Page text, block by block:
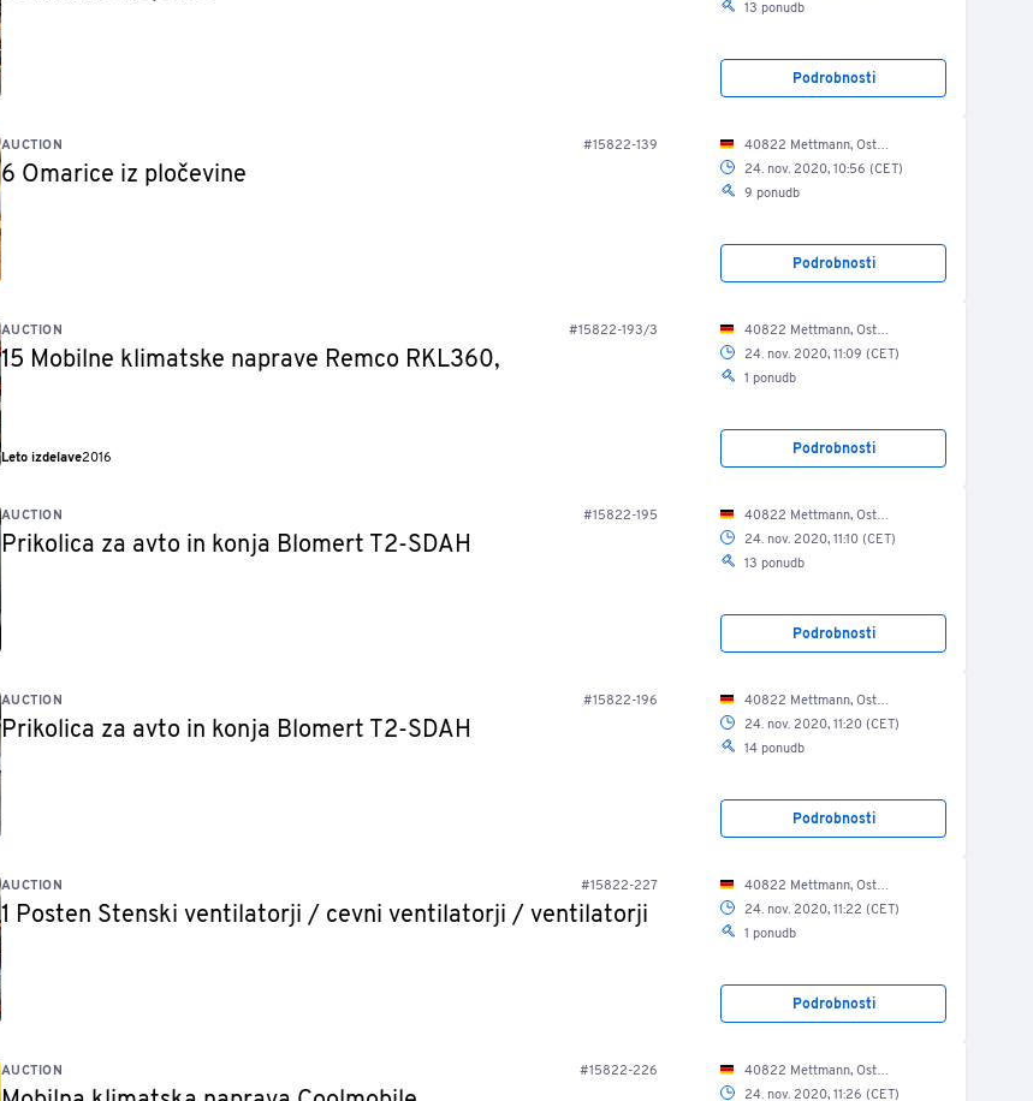
13 ponudb
Podrobnosti
AUCTION #15822-139
6 Omarice iz pločevine
40822 Mettmann, Ost Str. 17-21/ Verwaltung/ 1.OG/ Lager/ Serverraum
24. nov. 2020, 10:56 (CET)
9 ponudb
Podrobnosti
AUCTION #15822-193/3
15 Mobilne klimatske naprave Remco RKL360,
Leto izdelave2016
40822 Mettmann, Ost Str. 17-21/ Fuhrpark
24. nov. 2020, 11:09 (CET)
1 ponudb
Podrobnosti
AUCTION #15822-195
Prikolica za avto in konja Blomert T2-SDAH
40822 Mettmann, Ost Str. 17-21/ Fuhrpark
24. nov. 2020, 11:10 (CET)
13 ponudb
Podrobnosti
AUCTION #15822-196
Prikolica za avto in konja Blomert T2-SDAH
40822 Mettmann, Ost Str. 17-21/ Fuhrpark
24. nov. 2020, 11:20 (CET)
14 ponudb
Podrobnosti
AUCTION #15822-227
1 Posten Stenski ventilatorji / cevni ventilatorji / ventilatorji
40822 Mettmann, Oststraße 21/ Lager
24. nov. 2020, 11:22 (CET)
1 ponudb
Podrobnosti
AUCTION #15822-226
40822 Mettmann, Oststraße 21/ Lager
24. nov. 2020, 11:26 (CET)